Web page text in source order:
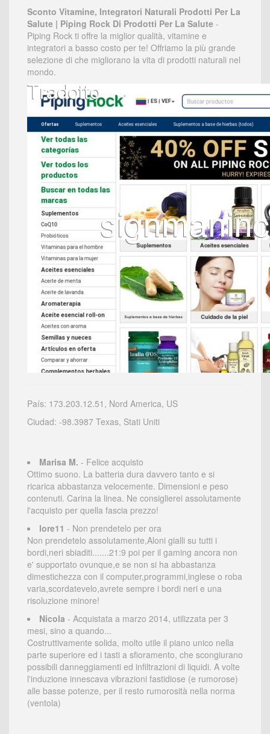
Sconto Vitamine, Integratori Naturali Prodotti Per La
Salute | Piping Rock Di Prodotti Per La Salute -
Piping Rock ti offre la miglior qualità, vitamine e
integratori a basso costo per te! Offriamo la più grande
selezione di che migliorano la vita di prodotti naturali nel
mondo.
País: 173.203.12.51, Nord America, US
Ciudad: -98.3987 Texas, Stati Uniti
Marisa M. - Felice acquisto
Ottimo suono. La batteria dura davvero tanto e si
ricarica abbastanza velocemente. Dimensioni e peso
contenuti. Carina la linea. Ne consiglierei assolutamente
l'acquisto per quella fascia prezzo!
lore11 - Non prendetelo per ora
Non prendetelo assolutamente,Aloni gialli su tutti i
bordi,neri sbiaditi.......21:9 poi per il gaming ancora non
e' supportato ovunque,e se non si ha abbastanza
dimestichezza con il computer,programmi,inglese o roba
varia,scordatevelo,avrete sempre i bordi neri e una
risoluzione minore!
Nicola - Acquistata a marzo 2014, utilizzata per 3
mesi, sino a quando...
Costruttivamente solida, molto utile il piano unico nella
parte superiore ed i tasti a sfioramento, che scongiurano
possibili danneggiamenti ed infiltrazioni di liquidi. A volte
l'induzione innescava vibrazioni fastidiose (e rumorose)
alle basse potenze, per il resto rumorosità nella norma
(ventola)